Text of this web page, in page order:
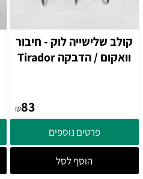
קולב שלישייה לוק - חיבור
וואקום / הדבקה Tirador
₪83
פרטים נוספים
הוסף לסל